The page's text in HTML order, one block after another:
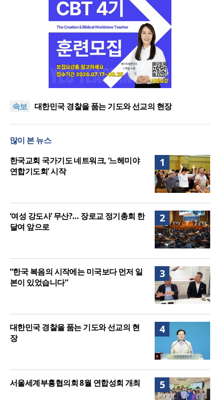
속보
한기연 “전쟁을 부르는 정책을 중단하라”
27.8%, 중증 입원·재활 확충 과제
대한민국 경찰을 품는 기도와 선교의 현장
주길”
한기연 “전쟁을 부르는 정책을 중단하라”
정신건강 치료 인프라 부족… 정신질환 평생유병률
27.8%, 중증 입원·재활 확충 과제
많이 본 뉴스
1
한국교회 국가기도 네트워크, ‘느헤미야
연합기도회’ 시작
2
‘여성 강도사’ 무산?… 장로교 정기총회 한
달여 앞으로
3
“한국 복음의 시작에는 미국보다 먼저 일
본이 있었습니다”
4
대한민국 경찰을 품는 기도와 선교의 현
장
5
서울세계부흥협의회 8월 연합성회 개최